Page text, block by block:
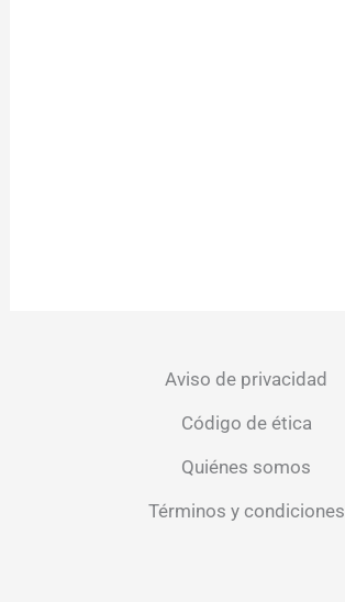
Aviso de privacidad
Código de ética
Quiénes somos
Términos y condiciones